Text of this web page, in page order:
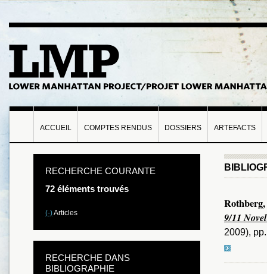
ACCUEIL COMPTES RENDUS DOSSIERS ARTEFACTS
9/11
2009),
RECHERCHE COURANTE
72 éléments trouvés
(-)Articles
RECHERCHE DANS
BIBLIOGRAPHIE